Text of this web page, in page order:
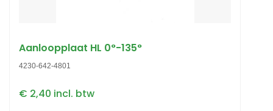
Aanloopplaat HL 0°-135°
4230-642-4801
€ 2,40 incl. btw